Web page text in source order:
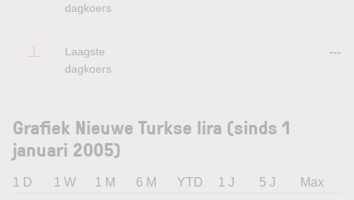
dagkoers
Laagste
dagkoers
---
Grafiek Nieuwe Turkse lira (sinds 1
januari 2005)
1 D 1 W 1 M 6 M YTD 1 J 5 J Max